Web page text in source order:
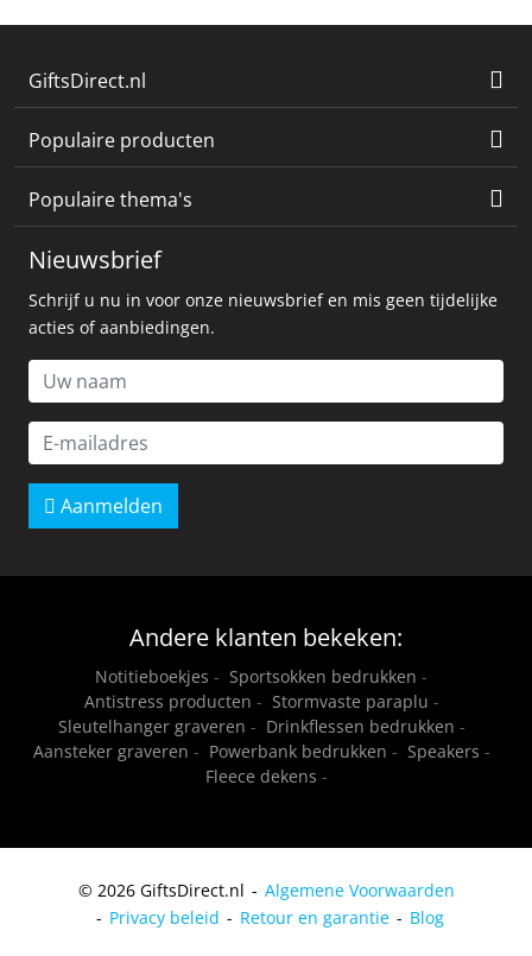
GiftsDirect.nl
Populaire producten
Populaire thema's
Nieuwsbrief
Schrijf u nu in voor onze nieuwsbrief en mis geen tijdelijke
acties of aanbiedingen.
Aanmelden
Andere klanten bekeken:
Notitieboekjes - Sportsokken bedrukken -
Antistress producten - Stormvaste paraplu -
Sleutelhanger graveren - Drinkflessen bedrukken -
Aansteker graveren - Powerbank bedrukken - Speakers -
Fleece dekens -
© 2026 GiftsDirect.nl
Algemene Voorwaarden
Privacy beleid
Retour en garantie Blog